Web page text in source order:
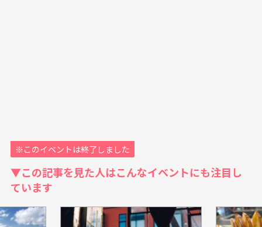
※このイベントは終了しました
▼この記事を見た人はこんなイベントにも注目し
ています